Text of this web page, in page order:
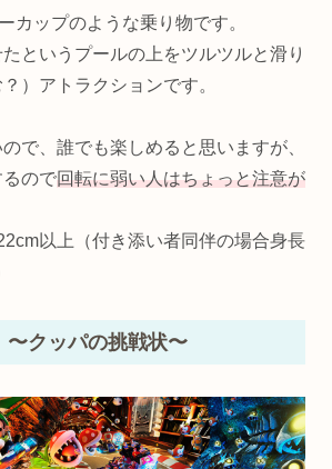
カップのような乗り物です。
というプールの上をツルツルと滑り
）アトラクションです。
で、誰でも楽しめると思いますが、
ので回転に弱い人はちょっと注意が
以上（付き添い者同伴の場合身長
〜クッパの挑戦状〜